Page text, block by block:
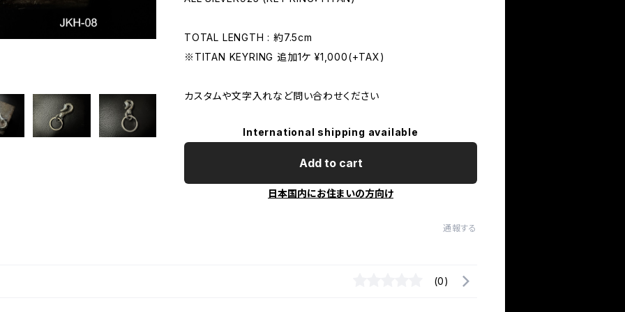
TOTAL LENGTH : 約7.5cm
※TITAN KEYRING 追加1ケ ¥1,000(+TAX)
カスタムや文字入れなど問い合わせください
International shipping available
Add to cart
日本国内にお住まいの方向け
通報する
(0)